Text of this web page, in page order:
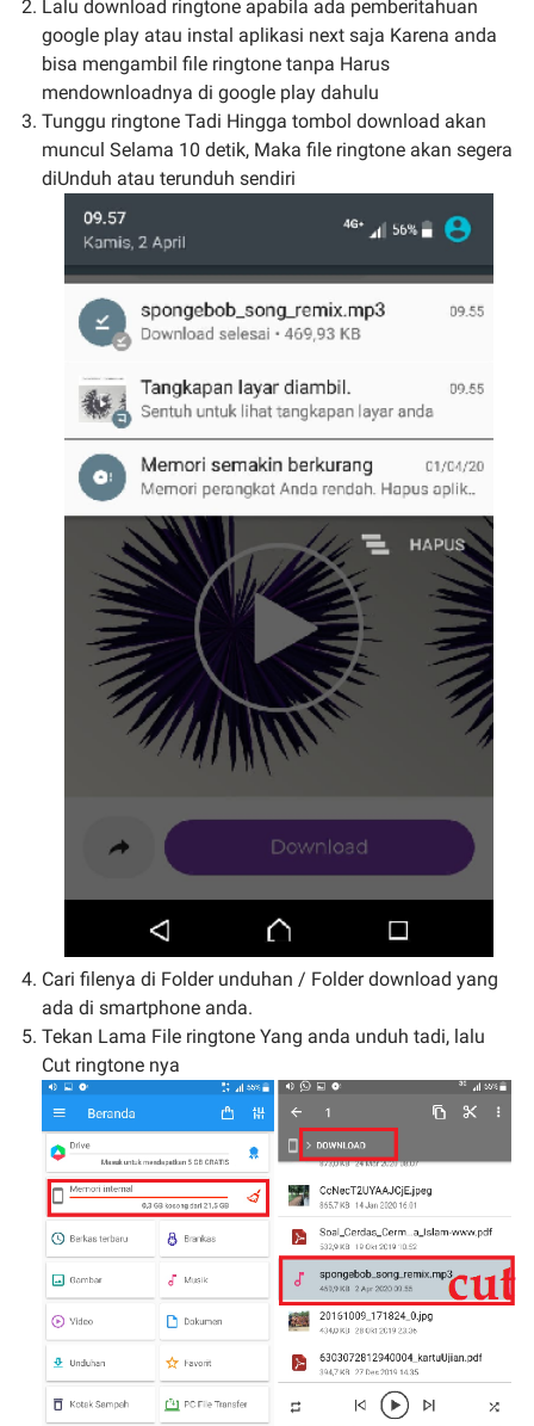
Lalu download ringtone apabila ada pemberitahuan
google play atau instal aplikasi next saja Karena anda
bisa mengambil file ringtone tanpa Harus
mendownloadnya di google play dahulu
Tunggu ringtone Tadi Hingga tombol download akan
muncul Selama 10 detik, Maka file ringtone akan segera
diUnduh atau terunduh sendiri
Cari filenya di Folder unduhan / Folder download yang
ada di smartphone anda.
Tekan Lama File ringtone Yang anda unduh tadi, lalu
Cut ringtone nya